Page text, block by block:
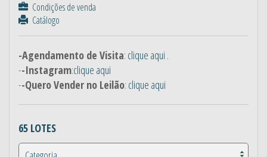
Condições de venda
Catálogo
-Agendamento de Visita: clique aqui .
--Instagram:clique aqui
--Quero Vender no Leilão: clique aqui
65 LOTES